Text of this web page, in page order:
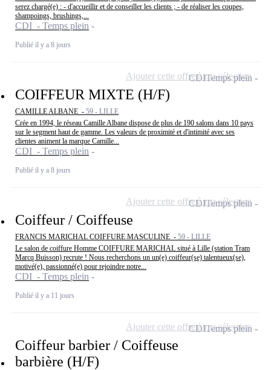
serez chargé(e) : - d'accueillir et de conseiller les clients ; - de réaliser les coupes,
shampoings, brushings,...
CDI - Temps plein
Publié il y a 8 jours
COIFFEUR MIXTE (H/F)
CAMILLE ALBANE - 59 - LILLE
Crée en 1994, le réseau Camille Albane dispose de plus de 190 salons dans 10 pays
sur le segment haut de gamme. Les valeurs de proximité et d'intimité avec ses
clientes animent la marque Camille...
CDI - Temps plein
Publié il y a 8 jours
CDITemps plein
Ajouter cette offre à ma sélection
Coiffeur / Coiffeuse
FRANCIS MARICHAL COIFFURE MASCULINE - 59 - LILLE
Le salon de coiffure Homme COIFFURE MARICHAL situé à Lille (station Tram
Marcq Buisson) recrute ! Nous recherchons un un(e) coiffeur(se) talentueux(se),
motivé(e), passionné(e) pour rejoindre notre...
CDI - Temps plein
Publié il y a 11 jours
CDITemps plein
Ajouter cette offre à ma sélection
Coiffeur barbier / Coiffeuse
barbière (H/F)
CDITemps plein
Ajouter cette offre à ma sélection